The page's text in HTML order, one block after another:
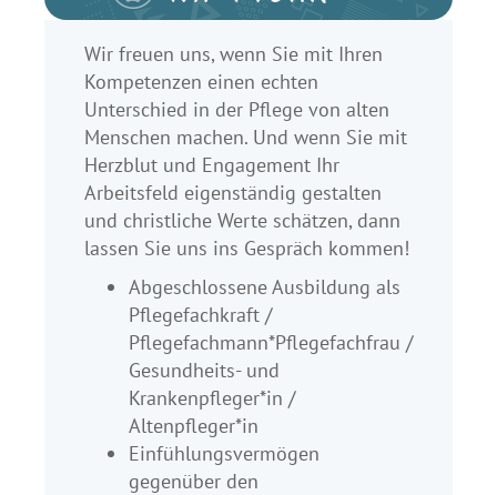
Wir freuen uns, wenn Sie mit Ihren
Kompetenzen einen echten
Unterschied in der Pflege von alten
Menschen machen. Und wenn Sie mit
Herzblut und Engagement Ihr
Arbeitsfeld eigenständig gestalten
und christliche Werte schätzen, dann
lassen Sie uns ins Gespräch kommen!
Abgeschlossene Ausbildung als
Pflegefachkraft /
Pflegefachmann*Pflegefachfrau /
Gesundheits- und
Krankenpfleger*in /
Altenpfleger*in
Einfühlungsvermögen
gegenüber den